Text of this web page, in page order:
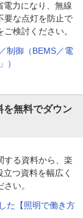
電力になり、無線
要な点灯を防止で
検討ください。
制御（BEMS／電
）
を無料でダウン
する資料から、楽
つ資料を幅広く
い。
た【照明で働き方